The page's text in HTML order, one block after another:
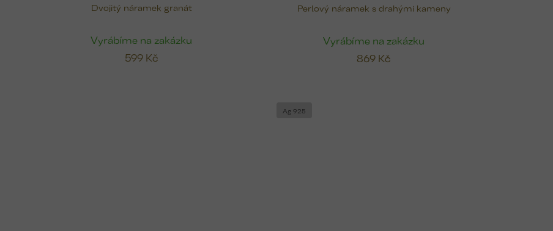
Dvojitý náramek granát
Vyrábíme na zakázku
599 Kč
Perlový náramek s drahými kameny
Vyrábíme na zakázku
869 Kč
Ag 925